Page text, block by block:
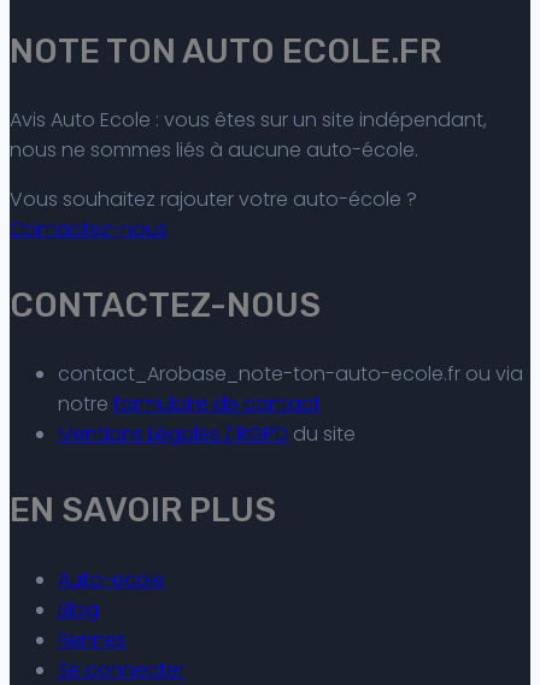
NOTE TON AUTO ECOLE.FR
Avis Auto Ecole : vous êtes sur un site indépendant,
nous ne sommes liés à aucune auto-école.
Vous souhaitez rajouter votre auto-école ?
Contactez-nous
CONTACTEZ-NOUS
contact_Arobase_note-ton-auto-ecole.fr ou via
notre formulaire de contact
Mentions Légales / RGPD du site
EN SAVOIR PLUS
Auto-ecole
Blog
Rennes
Se connecter